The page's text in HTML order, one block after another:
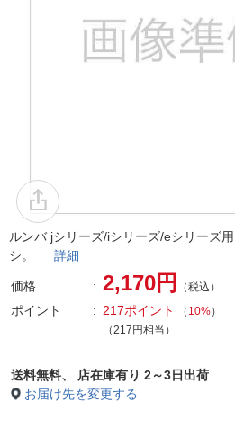
ルンバ jシリーズ/iシリーズ/eシリーズ
シ。 詳細
価格 2,170円 （税込）
ポイント 217ポイント （ 10%）
（217円相当）
送料無料、
店在庫有り 2～3日出荷
お届け先を変更する